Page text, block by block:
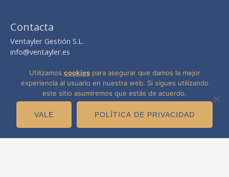
Contacta
Ventayler Gestión S.L.
info@ventayler.es
Edif. Boulevard Zaudín
41940 Tomares -Sevilla-
Utilizamos cookiespara asegurar que damos la mejor
experiencia al usuario en nuestra web. Si sigues utilizando
este sitio asumiremos que estás de acuerdo.
VALE POLÍTICA DE PRIVACIDAD